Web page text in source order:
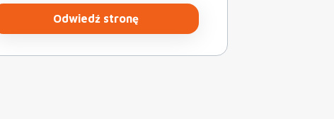
Odwiedź stronę